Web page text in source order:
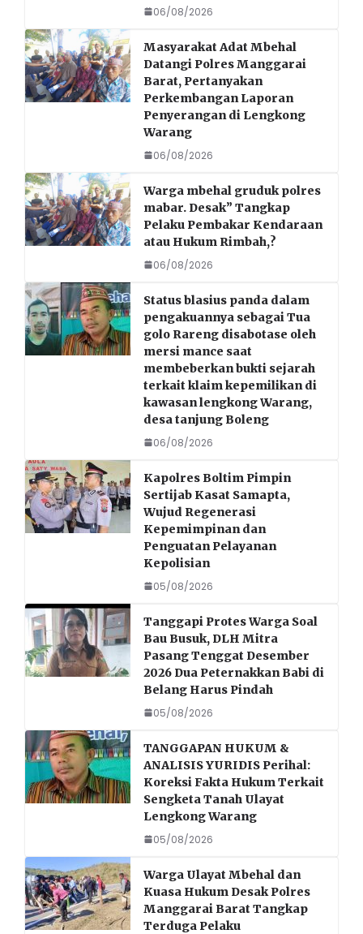
06/08/2026
Masyarakat Adat Mbehal
Datangi Polres Manggarai
Barat, Pertanyakan
Perkembangan Laporan
Penyerangan di Lengkong
Warang
06/08/2026
Warga mbehal gruduk polres
mabar. Desak” Tangkap
Pelaku Pembakar Kendaraan
atau Hukum Rimbah,?
06/08/2026
Status blasius panda dalam
pengakuannya sebagai Tua
golo Rareng disabotase oleh
mersi mance saat
membeberkan bukti sejarah
terkait klaim kepemilikan di
kawasan lengkong Warang,
desa tanjung Boleng
06/08/2026
Kapolres Boltim Pimpin
Sertijab Kasat Samapta,
Wujud Regenerasi
Kepemimpinan dan
Penguatan Pelayanan
Kepolisian
05/08/2026
Tanggapi Protes Warga Soal
Bau Busuk, DLH Mitra
Pasang Tenggat Desember
2026 Dua Peternakkan Babi di
Belang Harus Pindah
05/08/2026
TANGGAPAN HUKUM &
ANALISIS YURIDIS Perihal:
Koreksi Fakta Hukum Terkait
Sengketa Tanah Ulayat
Lengkong Warang
05/08/2026
Warga Ulayat Mbehal dan
Kuasa Hukum Desak Polres
Manggarai Barat Tangkap
Terduga Pelaku